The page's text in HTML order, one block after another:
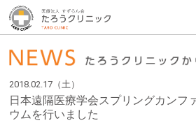
2018.02.17（土）
日本遠隔医療学会スプリングカンフ
ウムを行いました